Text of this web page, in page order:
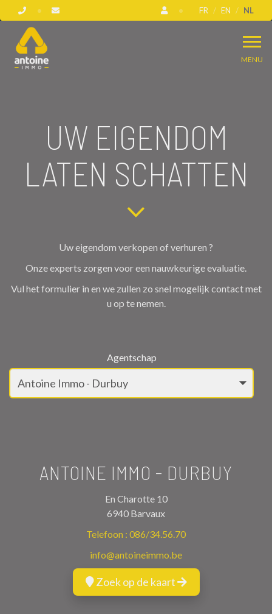
FR EN NL
MENU
UW EIGENDOM
LATEN SCHATTEN
Uw eigendom verkopen of verhuren ?
Onze experts zorgen voor een nauwkeurige evaluatie.
Vul het formulier in en we zullen zo snel mogelijk contact met
u op te nemen.
Agentschap
ANTOINE IMMO - DURBUY
En Charotte 10
6940 Barvaux
Telefoon : 086/34.56.70
info@antoineimmo.be
Zoek op de kaart